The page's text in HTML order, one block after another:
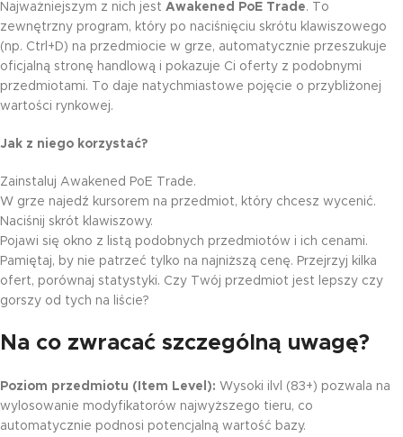
Najważniejszym z nich jest Awakened PoE Trade. To
zewnętrzny program, który po naciśnięciu skrótu klawiszowego
(np. Ctrl+D) na przedmiocie w grze, automatycznie przeszukuje
oficjalną stronę handlową i pokazuje Ci oferty z podobnymi
przedmiotami. To daje natychmiastowe pojęcie o przybliżonej
wartości rynkowej.
Jak z niego korzystać?
Zainstaluj Awakened PoE Trade.
W grze najedź kursorem na przedmiot, który chcesz wycenić.
Naciśnij skrót klawiszowy.
Pojawi się okno z listą podobnych przedmiotów i ich cenami.
Pamiętaj, by nie patrzeć tylko na najniższą cenę. Przejrzyj kilka
ofert, porównaj statystyki. Czy Twój przedmiot jest lepszy czy
gorszy od tych na liście?
Na co zwracać szczególną uwagę?
Poziom przedmiotu (Item Level): Wysoki ilvl (83+) pozwala na
wylosowanie modyfikatorów najwyższego tieru, co
automatycznie podnosi potencjalną wartość bazy.